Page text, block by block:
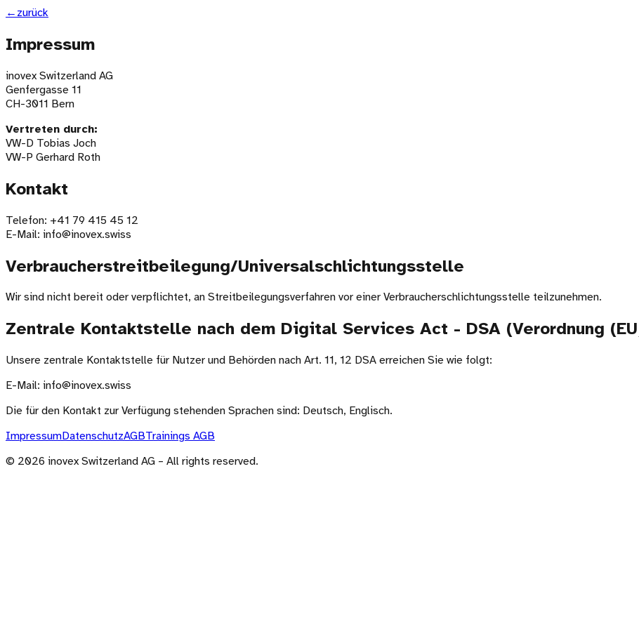
← zurück
Impressum
inovex Switzerland AG
Genfergasse 11
CH-3011 Bern
Vertreten durch:
VW-D Tobias Joch
VW-P Gerhard Roth
Kontakt
Telefon: +41 79 415 45 12
E-Mail: info@inovex.swiss
Verbraucher­streit­beilegung/Universal­schlichtungs­stelle
Wir sind nicht bereit oder verpflichtet, an Streitbeilegungsverfahren vor einer Verbraucherschlichtungsstelle teilzunehmen.
Zentrale Kontaktstelle nach dem Digital Services Act - DSA (Verordnung
Unsere zentrale Kontaktstelle für Nutzer und Behörden nach Art. 11, 12 DSA erreichen Sie wie folgt:
E-Mail: info@inovex.swiss
Die für den Kontakt zur Verfügung stehenden Sprachen sind: Deutsch, Englisch.
ImpressumDatenschutzAGBTrainings AGB
© 2026 inovex Switzerland AG – All rights reserved.